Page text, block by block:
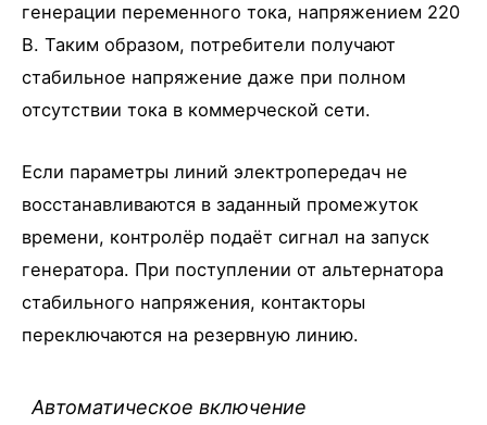
генерации переменного тока, напряжением 220
В. Таким образом, потребители получают
стабильное напряжение даже при полном
отсутствии тока в коммерческой сети.
Если параметры линий электропередач не
восстанавливаются в заданный промежуток
времени, контролёр подаёт сигнал на запуск
генератора. При поступлении от альтернатора
стабильного напряжения, контакторы
переключаются на резервную линию.
Автоматическое включение